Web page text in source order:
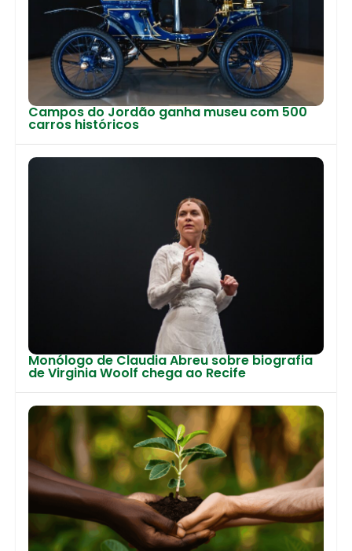
Campos do Jordão ganha museu com 500
carros históricos
Monólogo de Claudia Abreu sobre biografia
de Virginia Woolf chega ao Recife